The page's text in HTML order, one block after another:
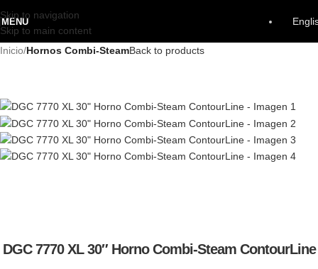
Skip to navigation
Skip to main content
MENU
Inicio Hornos Combi-SteamBack to products
DGC 7770 XL 30″ Horno Combi-Steam ContourLine